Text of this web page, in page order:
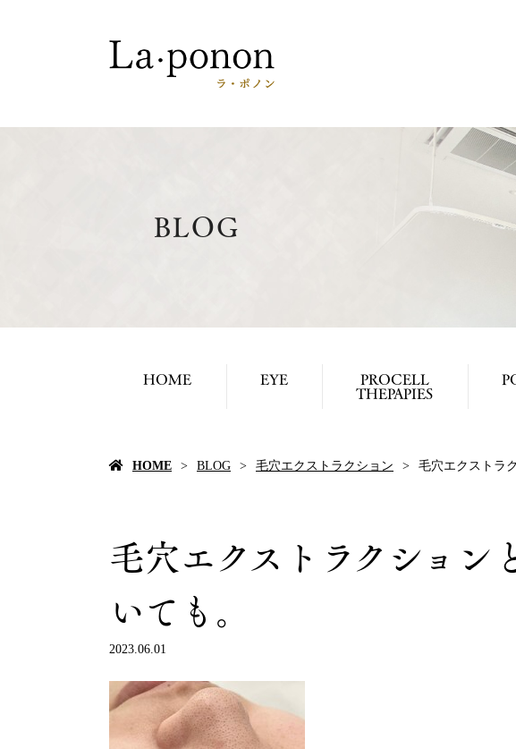
BLOG
HOME EYE
PROCELL
THEPAPIES
HOME BLOG 毛穴エクストラクション 毛穴エクストラ
毛穴エクストラクション
いても。
2023.06.01